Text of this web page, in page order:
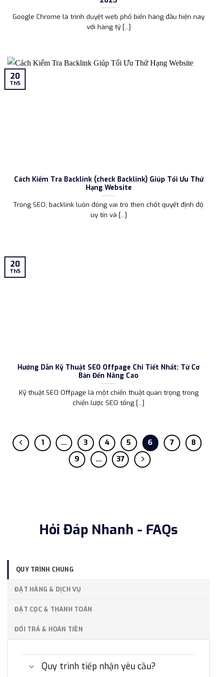
Google Chrome là trình duyệt web phổ biến hàng đầu hiện nay
với hàng tỷ [...]
Cách Kiểm Tra Backlink (check Backlink) Giúp Tối Ưu Thứ
Hạng Website
Trong SEO, backlink luôn đóng vai trò then chốt quyết định độ
uy tín và [...]
20
Th5
Hướng Dẫn Kỹ Thuật SEO Offpage Chi Tiết Nhất: Từ Cơ
Bản Đến Nâng Cao
Kỹ thuật SEO Offpage là một chiến thuật quan trọng trong
chiến lược SEO tổng [...]
20
Th5
1 … 3 4 5 6 7
8
9
… 37
Hỏi Đáp Nhanh - FAQs
QUY TRÌNH CHUNG
ĐẶT HÀNG & DỊCH VỤ
ĐẶT CỌC & THANH TOÁN
ĐỔI TRẢ & HOÀN TIỀN
Quy trình tiếp nhận yêu cầu?